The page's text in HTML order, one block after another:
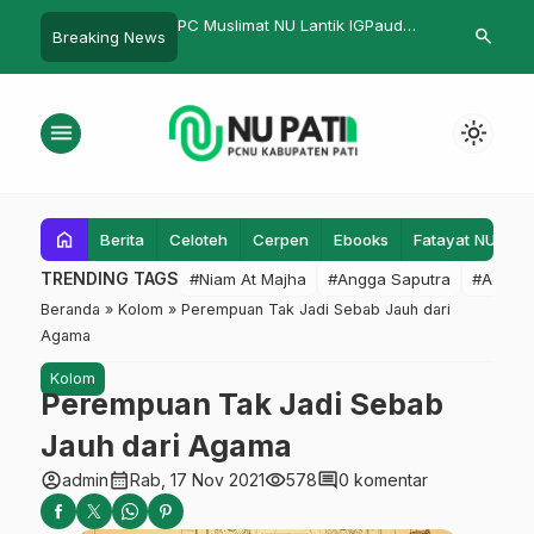
Breaking News
Teater Suryopati IPMAFA Pati
‘Nampi’
Lailatul
search
menu light_mode
home Berita Celoteh Cerpen Ebooks Fatayat NU
TRENDING TAGS #Niam At Majha #Angga Saputra #Admin
Beranda » Kolom » Perempuan Tak Jadi Sebab Jauh dari
Agama
Kolom
Perempuan Tak Jadi Sebab
Jauh dari Agama
account_circleadmincalendar_monthRab, 17 Nov 2021visibility578comment0 komentar